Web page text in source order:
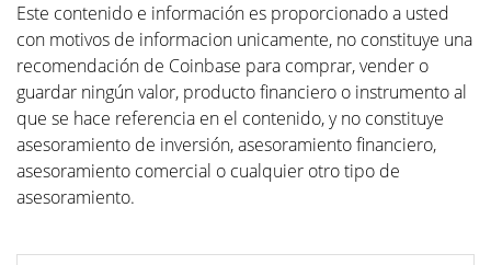
Este contenido e información es proporcionado a usted
con motivos de informacion unicamente, no constituye una
recomendación de Coinbase para comprar, vender o
guardar ningún valor, producto financiero o instrumento al
que se hace referencia en el contenido, y no constituye
asesoramiento de inversión, asesoramiento financiero,
asesoramiento comercial o cualquier otro tipo de
asesoramiento.